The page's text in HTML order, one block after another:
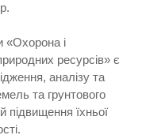
«Охорона і
ресурсів» є
аналізу та
та грунтового
підвищення їхньої